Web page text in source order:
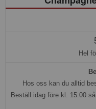
Hel
Hos oss kan du alltid
Beställ idag före kl. 15:00